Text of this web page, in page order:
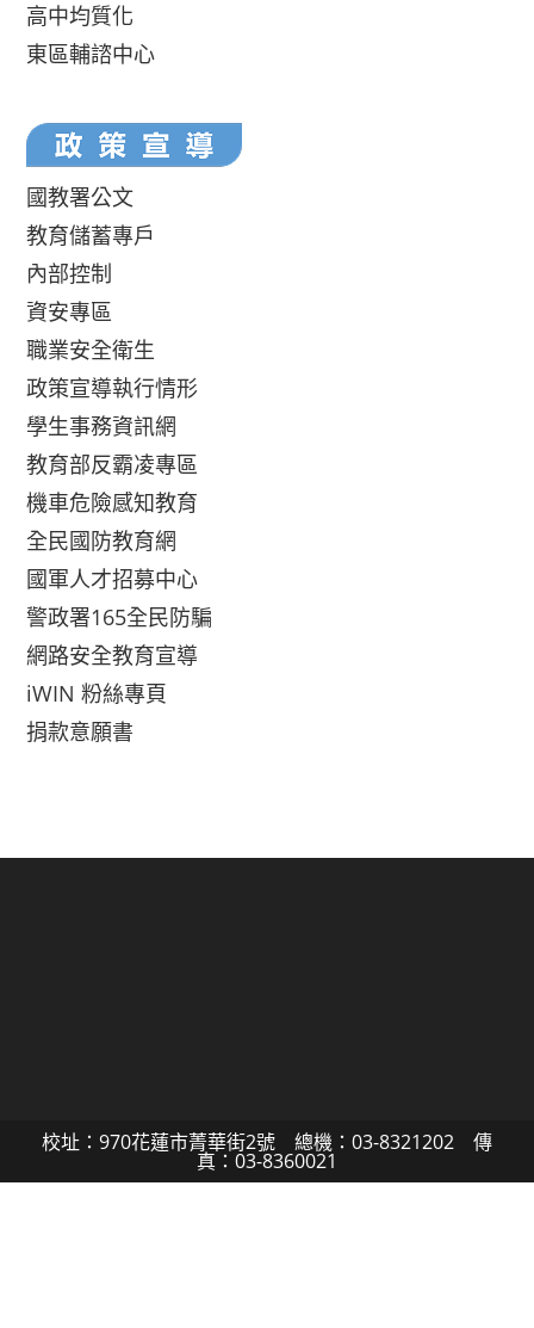
高中均質化
東區輔諮中心
國教署公文
教育儲蓄專戶
內部控制
資安專區
職業安全衛生
政策宣導執行情形
學生事務資訊網
教育部反霸凌專區
機車危險感知教育
全民國防教育網
國軍人才招募中心
警政署165全民防騙
網路安全教育宣導
iWIN 粉絲專頁
捐款意願書
校址：970花蓮市菁華街2號 總機：03-8321202 傳
真：03-8360021